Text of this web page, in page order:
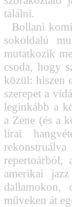
találni.
Bollani
sokoldalú
mutatkozik
csoda, hogy
közül: hiszen
szerepet a
leginkább a
a Zene (és a
lírai
repertoárból,
amerikai
dallamokon,
műveken át